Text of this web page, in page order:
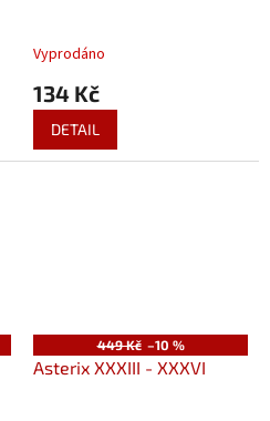
Vyprodáno
134 Kč
DETAIL
449 Kč –10 %
Asterix XXXIII - XXXVI